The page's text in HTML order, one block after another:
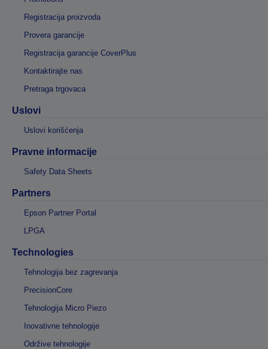
Registracija proizvoda
Provera garancije
Registracija garancije CoverPlus
Kontaktirajte nas
Pretraga trgovaca
Uslovi
Uslovi korišćenja
Pravne informacije
Safety Data Sheets
Partners
Epson Partner Portal
LPGA
Technologies
Tehnologija bez zagrevanja
PrecisionCore
Tehnologija Micro Piezo
Inovativne tehnologije
Održive tehnologije